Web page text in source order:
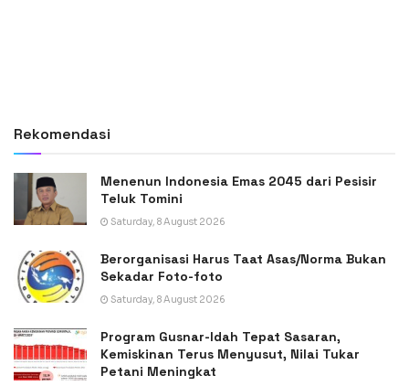
Rekomendasi
Menenun Indonesia Emas 2045 dari Pesisir
Teluk Tomini
Saturday, 8 August 2026
Berorganisasi Harus Taat Asas/Norma Bukan
Sekadar Foto-foto
Saturday, 8 August 2026
Program Gusnar-Idah Tepat Sasaran,
Kemiskinan Terus Menyusut, Nilai Tukar
Petani Meningkat